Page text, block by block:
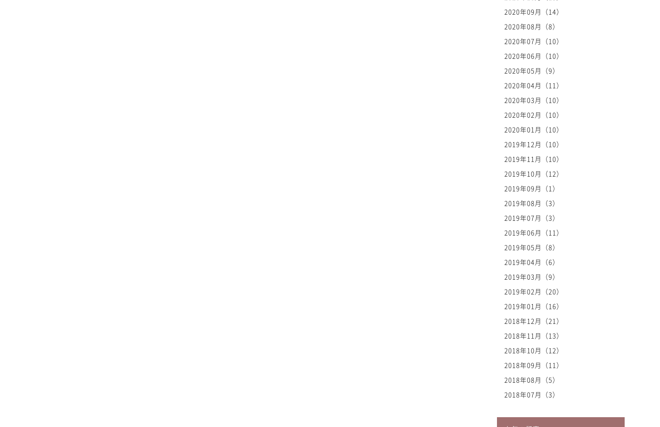
2020年09月（14）
2020年08月（8）
2020年07月（10）
2020年06月（10）
2020年05月（9）
2020年04月（11）
2020年03月（10）
2020年02月（10）
2020年01月（10）
2019年12月（10）
2019年11月（10）
2019年10月（12）
2019年09月（1）
2019年08月（3）
2019年07月（3）
2019年06月（11）
2019年05月（8）
2019年04月（6）
2019年03月（9）
2019年02月（20）
2019年01月（16）
2018年12月（21）
2018年11月（13）
2018年10月（12）
2018年09月（11）
2018年08月（5）
2018年07月（3）